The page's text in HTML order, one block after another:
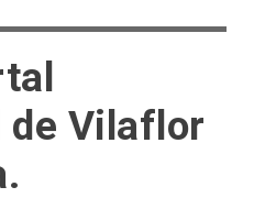
de Vilaflor